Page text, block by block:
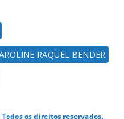
RAQUEL BENDER
os direitos reservados.